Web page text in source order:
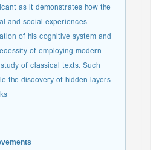
as it demonstrates how the
and social experiences
of his cognitive system and
of employing modern
of classical texts. Such
the discovery of hidden layers